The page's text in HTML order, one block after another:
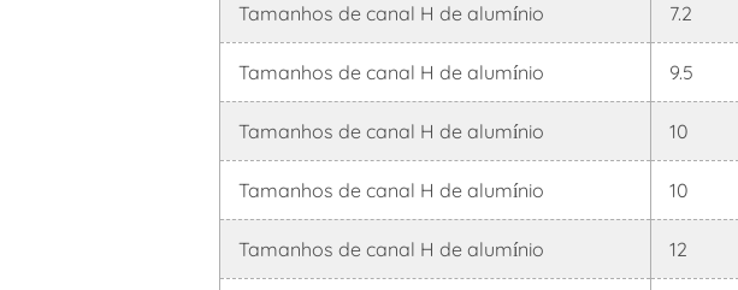
Tamanhos de canal H de alumínio 7.2
Tamanhos de canal H de alumínio 9.5
Tamanhos de canal H de alumínio 10
Tamanhos de canal H de alumínio 10
Tamanhos de canal H de alumínio 12